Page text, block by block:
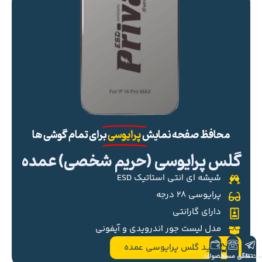
محافظ صفحه نمایشپرایوسیبرای تمام گوشی ها
گلس پرایوسی (حریم شخصی) عمده
شیشه ای انتی استاتیک ESD
پرایوسی ۲۸ درجه
دارای گارانتی
مدل لیست جور اندرویدی و آیفونی
خرید گلس پرایوسی عمده
تلگرام
تماس مستقیم
محصولات